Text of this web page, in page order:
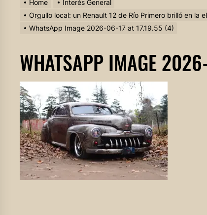
Home
Interés General
Orgullo local: un Renault 12 de Río Primero brilló en la
WhatsApp Image 2026-06-17 at 17.19.55 (4)
WHATSAPP IMAGE